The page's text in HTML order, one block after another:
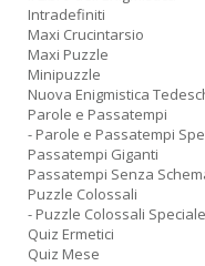
Intradefiniti
Maxi Crucintarsio
Maxi Puzzle
Minipuzzle
Nuova Enigmistica
Parole e Passatempi
- Parole e Passatempi
Passatempi Giganti
Passatempi Senza
Puzzle Colossali
- Puzzle Colossali
Quiz Ermetici
Quiz Mese